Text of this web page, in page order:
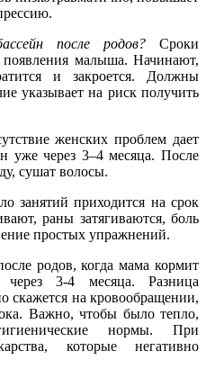
после родов? Сроки
появления малыша. Начинают,
и закроется. Должны
указывает на риск получить
женских проблем дает
уже через 3–4 месяца. После
сушат волосы.
занятий приходится на срок
раны затягиваются, боль
простых упражнений.
родов, когда мама кормит
через 3-4 месяца. Разница
скажется на кровообращении,
Важно, чтобы было тепло,
нормы. При
которые негативно